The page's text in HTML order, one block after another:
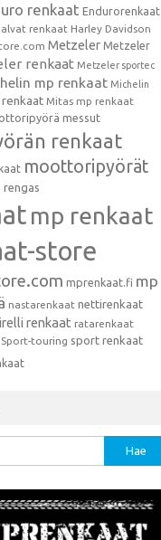
renkaat Endurorenkaat
renkaat Harley Davidson
Metzeler Metzeler
renkaat Metzeler sportec
mp renkaat Michelin
Mitas mp renkaat
messut
renkaat
moottoripyörät
rengas
mp renkaat
store
mprenkaat.fi mp
nastarenkaat nettirenkaat
renkaat ratarenkaat
Sport-touring sport renkaat